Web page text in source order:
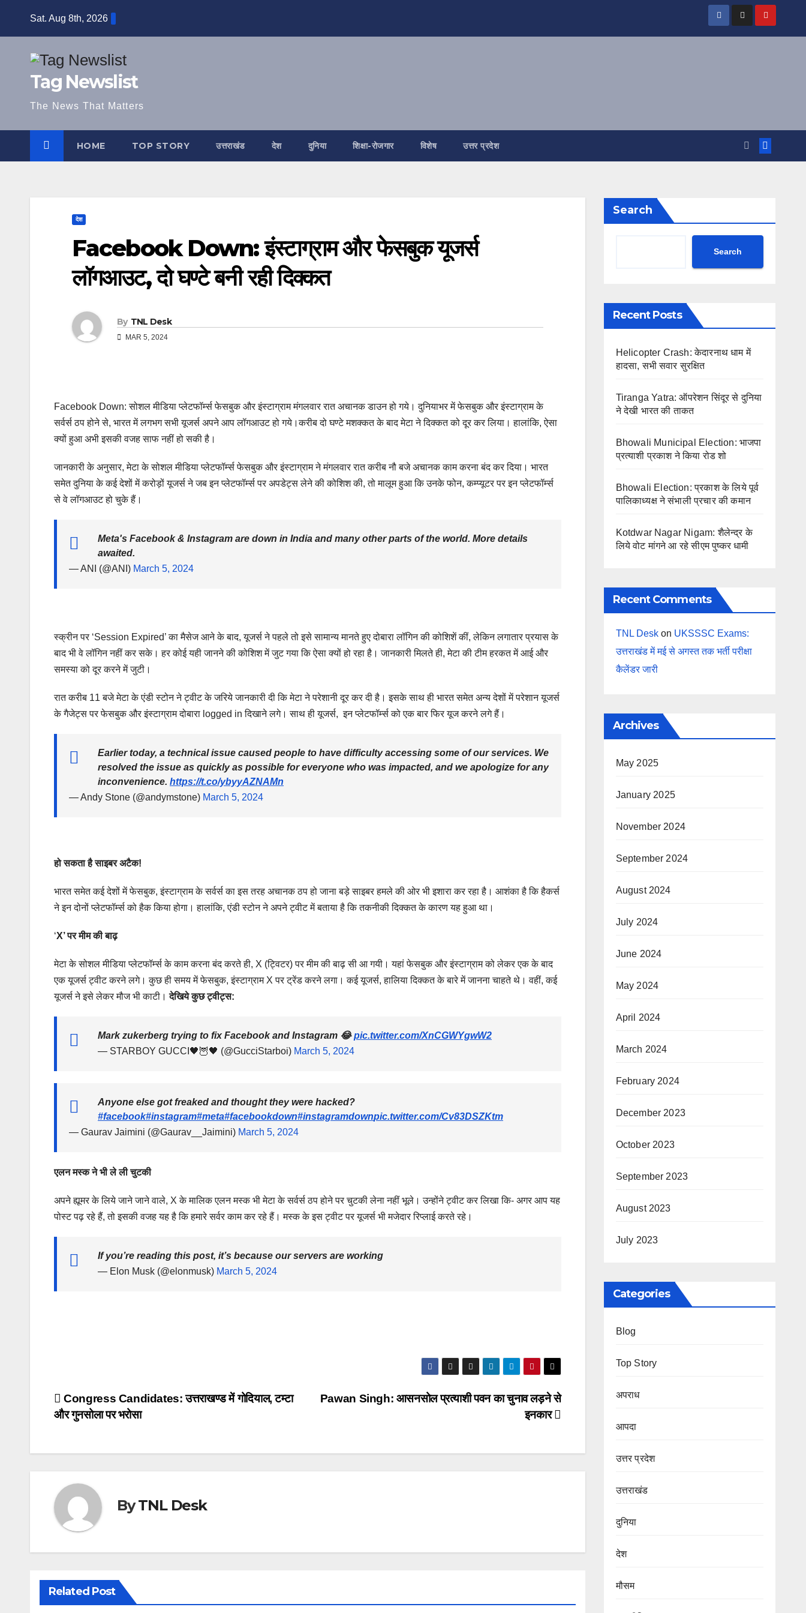
Sat. Aug 8th, 2026
Tag Newslist
The News That Matters
HOME TOP STORY उत्तराखंड देश दुनिया शिक्षा-रोजगार विशेष उत्तर प्रदेश
देश
Facebook Down: इंस्टाग्राम और फेसबुक यूजर्स
लॉगआउट, दो घण्टे बनी रही दिक्कत
By TNL Desk
MAR 5, 2024
Facebook Down: सोशल मीडिया प्लेटफॉर्म्स फेसबुक और इंस्टाग्राम मंगलवार रात अचानक डाउन हो गये। दुनियाभर में फेसबुक और इंस्टाग्राम के
सर्वर्स ठप होने से, भारत में लगभग सभी यूजर्स अपने आप लॉगआउट हो गये।करीब दो घण्टे मशक्कत के बाद मेटा ने दिक्कत को दूर कर लिया। हालांकि, ऐसा
क्यों हुआ अभी इसकी वजह साफ नहीं हो सकी है।
जानकारी के अनुसार, मेटा के सोशल मीडिया प्लेटफॉर्म्स फेसबुक और इंस्टाग्राम ने मंगलवार रात करीब नौ बजे अचानक काम करना बंद कर दिया। भारत
समेत दुनिया के कई देशों में करोड़ों यूजर्स ने जब इन प्लेटफॉर्म्स पर अपडेट्स लेने की कोशिश की, तो मालूम हुआ कि उनके फोन, कम्प्यूटर पर इन प्लेटफॉर्म्स
से वे लॉगआउट हो चुके हैं।
Meta's Facebook & Instagram are down in India and many other parts of the world. More details
awaited.
— ANI (@ANI) March 5, 2024
स्क्रीन पर ‘Session Expired’ का मैसेज आने के बाद, यूजर्स ने पहले तो इसे सामान्य मानते हुए दोबारा लॉगिन की कोशिशें कीं, लेकिन लगातार प्रयास के
बाद भी वे लॉगिन नहीं कर सके। हर कोई यही जानने की कोशिश में जुट गया कि ऐसा क्यों हो रहा है। जानकारी मिलते ही, मेटा की टीम हरकत में आई और
समस्या को दूर करने में जुटी।
रात करीब 11 बजे मेटा के एंडी स्टोन ने ट्वीट के जरिये जानकारी दी कि मेटा ने परेशानी दूर कर दी है। इसके साथ ही भारत समेत अन्य देशों में परेशान यूजर्स
के गैजेट्स पर फेसबुक और इंस्टाग्राम दोबारा logged in दिखाने लगे। साथ ही यूजर्स, इन प्लेटफॉर्म्स को एक बार फिर यूज करने लगे हैं।
Earlier today, a technical issue caused people to have difficulty accessing some of our services. We
resolved the issue as quickly as possible for everyone who was impacted, and we apologize for any
inconvenience. https://t.co/ybyyAZNAMn
— Andy Stone (@andymstone) March 5, 2024
हो सकता है साइबर अटैक!
भारत समेत कई देशों में फेसबुक, इंस्टाग्राम के सर्वर्स का इस तरह अचानक ठप हो जाना बड़े साइबर हमले की ओर भी इशारा कर रहा है। आशंका है कि हैकर्स
ने इन दोनों प्लेटफॉर्म्स को हैक किया होगा। हालांकि, एंडी स्टोन ने अपने ट्वीट में बताया है कि तकनीकी दिक्कत के कारण यह हुआ था।
‘X’ पर मीम की बाढ़
मेटा के सोशल मीडिया प्लेटफॉर्म्स के काम करना बंद करते ही, X (ट्विटर) पर मीम की बाढ़ सी आ गयी। यहां फेसबुक और इंस्टाग्राम को लेकर एक के बाद
एक यूजर्स ट्वीट करने लगे। कुछ ही समय में फेसबुक, इंस्टाग्राम X पर ट्रेंड करने लगा। कई यूजर्स, हालिया दिक्कत के बारे में जानना चाहते थे। वहीं, कई
यूजर्स ने इसे लेकर मौज भी काटी।देखिये कुछ ट्वीट्स:
Mark zukerberg trying to fix Facebook and Instagram 😂pic.twitter.com/XnCGWYgwW2
— STARBOY GUCCI🖤🦉🖤 (@GucciStarboi) March 5, 2024
Anyone else got freaked and thought they were hacked?
#facebook#instagram#meta#facebookdown#instagramdownpic.twitter.com/Cv83DSZKtm
— Gaurav Jaimini (@Gaurav__Jaimini) March 5, 2024
एलन मस्क ने भी ले ली चुटकी
अपने ह्यूमर के लिये जाने जाने वाले, X के मालिक एलन मस्क भी मेटा के सर्वर्स ठप होने पर चुटकी लेना नहीं भूले। उन्होंने ट्वीट कर लिखा कि- अगर आप यह
पोस्ट पढ़ रहे हैं, तो इसकी वजह यह है कि हमारे सर्वर काम कर रहे हैं। मस्क के इस ट्वीट पर यूजर्स भी मजेदार रिप्लाई करते रहे।
If you’re reading this post, it’s because our servers are working
— Elon Musk (@elonmusk) March 5, 2024
Post
navigation
Pawan Singh: आसनसोल प्रत्याशी पवन का चुनाव लड़ने से
इनकार
Congress Candidates: उत्तराखण्ड में गोदियाल, टम्टा
और गुनसोला पर भरोसा
ByTNL Desk
Related Post
Search
Search
Recent Posts
Helicopter Crash: केदारनाथ धाम में
हादसा, सभी सवार सुरक्षित
Tiranga Yatra: ऑपरेशन सिंदूर से दुनिया
ने देखी भारत की ताकत
Bhowali Municipal Election: भाजपा
प्रत्याशी प्रकाश ने किया रोड शो
Bhowali Election: प्रकाश के लिये पूर्व
पालिकाध्यक्ष ने संभाली प्रचार की कमान
Kotdwar Nagar Nigam: शैलेन्द्र के
लिये वोट मांगने आ रहे सीएम पुष्कर धामी
Recent Comments
TNL Deskon UKSSSC Exams:
उत्तराखंड में मई से अगस्त तक भर्ती परीक्षा
कैलेंडर जारी
Archives
May 2025
January 2025
November 2024
September 2024
August 2024
July 2024
June 2024
May 2024
April 2024
March 2024
February 2024
December 2023
October 2023
September 2023
August 2023
July 2023
Categories
Blog
Top Story
अपराध
आपदा
उत्तर प्रदेश
उत्तराखंड
दुनिया
देश
मौसम